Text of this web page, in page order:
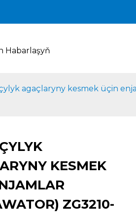
Habarlaşyň
agaçlaryny kesmek üçin
Loading...
Loading... KESMEK
ZG3210-